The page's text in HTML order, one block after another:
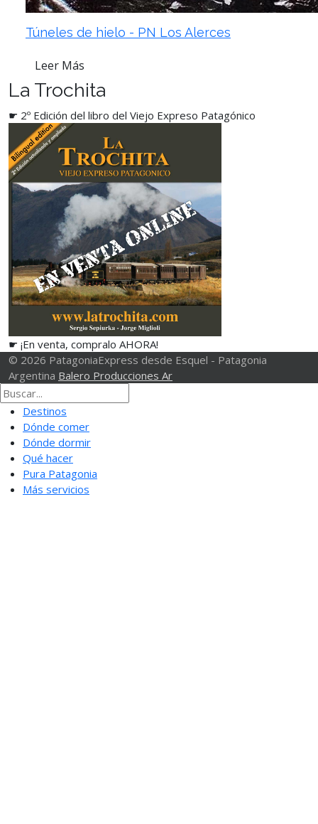
Túneles de hielo - PN Los Alerces
Leer Más
La Trochita
☛ 2º Edición del libro del Viejo Expreso Patagónico
☛ ¡En venta, compralo AHORA!
© 2026 PatagoniaExpress desde Esquel - Patagonia
Argentina Balero Producciones Ar
Destinos
Dónde comer
Dónde dormir
Qué hacer
Pura Patagonia
Más servicios